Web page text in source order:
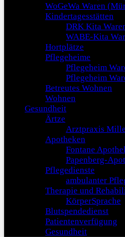
WoGeWa Waren
Kindertagesstätten
DRK Kita
WABE-Kita
Hortplätze
Pflegeheime
Pflegeheim
Pflegeheim
Betreutes Wohnen
Wohnen
Gesundheit
Ärtze
Arztpraxis
Apotheken
Fontane
Papenberg-
Pflegedienste
ambulanter
Therapie und
KörperSprache
Blutspendedienst
Patientenverfügung
Gesundheit